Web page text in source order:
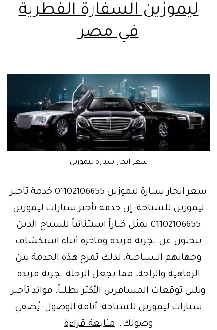
ليموزين السفارة القطرية
في مصر
سعر ايجار سيارة ليموزين
سعر ايجار سيارة ليموزين 01102106655 خدمة تأجير
ليموزين للسياحة: إن خدمة تأجير سيارات ليموزين
01102106655 تمثل خياراً استثنائياً للسياح الذين
يبحثون عن تجربة فريدة وفاخرة أثناء استكشاف
وجهاتهم السياحية. لذلك تمزج هذه الخدمة بين
الرفاهية والراحة، مما يجعل الرحلة تجربة فريدة
وتلبي توقعات المسافرين الأكثر تطلباً. فوائد تأجير
سيارات ليموزين للسياحة: أناقة الوصول: يُضفي
وصولك… متابعة قراءةليموزين